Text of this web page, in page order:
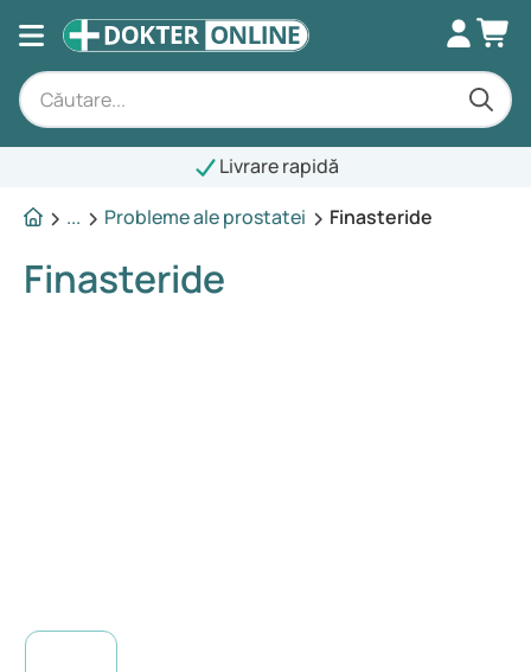
Livrare rapidă
...
Probleme ale prostatei Finasteride
Finasteride